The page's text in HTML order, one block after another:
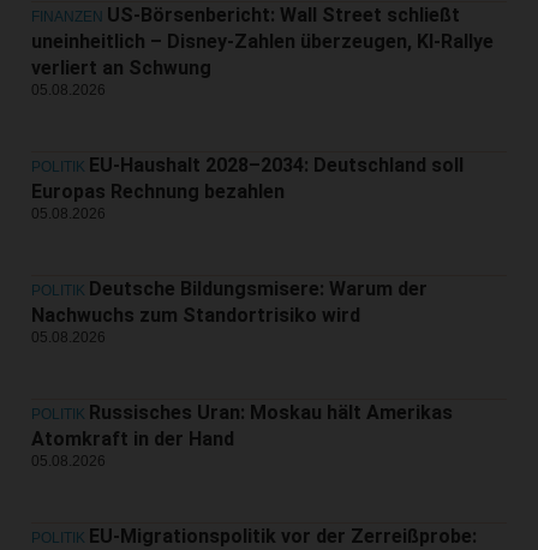
FINANZEN US-Börsenbericht: Wall Street schließt
uneinheitlich – Disney-Zahlen überzeugen, KI-Rallye
verliert an Schwung
05.08.2026
POLITIK EU-Haushalt 2028–2034: Deutschland soll
Europas Rechnung bezahlen
05.08.2026
POLITIK Deutsche Bildungsmisere: Warum der
Nachwuchs zum Standortrisiko wird
05.08.2026
POLITIK Russisches Uran: Moskau hält Amerikas
Atomkraft in der Hand
05.08.2026
POLITIK EU-Migrationspolitik vor der Zerreißprobe: